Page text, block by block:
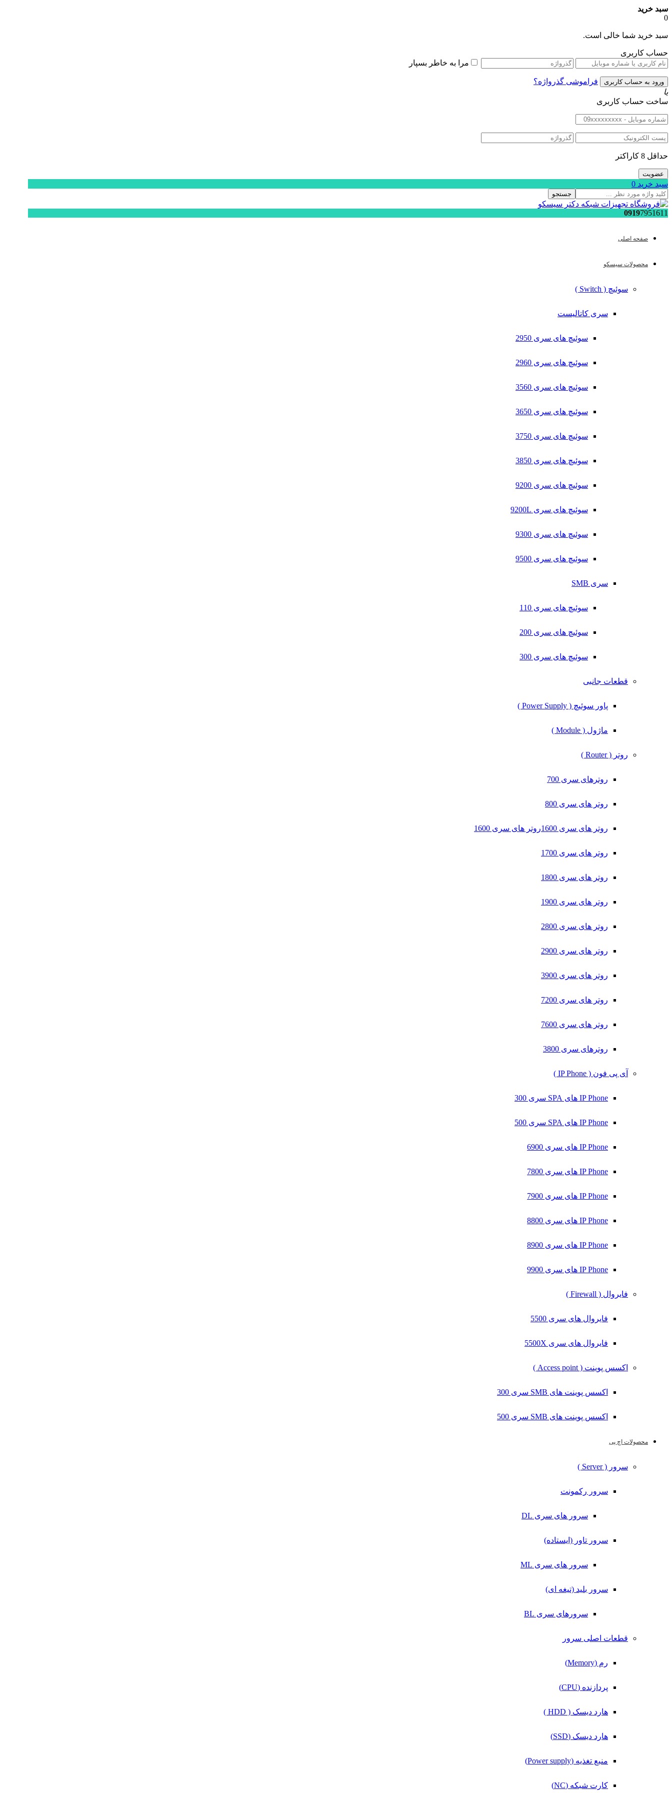
سبد خرید
0
سبد خرید شما خالی است.
حساب کاربری
مرا به خاطر بسپار
فراموشی گذرواژه؟
یا
ساخت حساب کاربری
حداقل 8 کاراکتر
سبد خرید 0
جستجو
09197951611
صفحه اصلی
محصولات سیسکو
سوئیچ ( Switch )
سری کاتالیست
سوئیچ های سری 2950
سوئیچ های سری 2960
سوئیچ های سری 3560
سوئیچ های سری 3650
سوئیچ های سری 3750
سوئیچ های سری 3850
سوئیچ های سری 9200
سوئیچ های سری 9200L
سوئیچ های سری 9300
سوئیچ های سری 9500
سری SMB
سوئیچ های سری 110
سوئیچ های سری 200
سوئیچ های سری 300
قطعات جانبی
پاور سوئیچ ( Power Supply )
ماژول ( Module )
روتر ( Router )
روترهای سری 700
روتر های سری 800
روتر های سری 1600 روتر های سری 1600
روتر های سری 1700
روتر های سری 1800
روتر های سری 1900
روتر های سری 2800
روتر های سری 2900
روتر های سری 3900
روتر های سری 7200
روتر های سری 7600
روترهای سری 3800
آی پی فون ( IP Phone )
IP Phone های SPA سری 300
IP Phone های SPA سری 500
IP Phone های سری 6900
IP Phone های سری 7800
IP Phone های سری 7900
IP Phone های سری 8800
IP Phone های سری 8900
IP Phone های سری 9900
فایروال ( Firewall )
فایروال های سری 5500
فایروال های سری 5500X
اکسس پوینت ( Access point )
اکسس پوینت های SMB سری 300
اکسس پوینت های SMB سری 500
محصولات اچ پی
سرور ( Server )
سرور رکمونت
سرور های سری DL
سرور تاور (ایستاده)
سرور های سری ML
سرور بلید (تیغه ای)
سرورهای سری BL
قطعات اصلی سرور
رم (Memory)
پردازنده (CPU)
هارد دیسک ( HDD )
هارد دیسک (SSD)
منبع تغذیه (Power supply)
کارت شبکه (NC)